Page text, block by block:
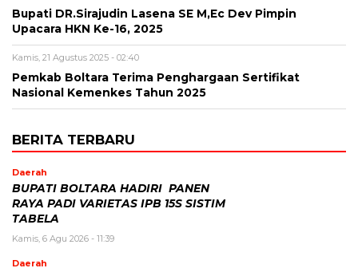
Bupati DR.Sirajudin Lasena SE M,Ec Dev Pimpin
Upacara HKN Ke-16, 2025
Kamis, 21 Agustus 2025 - 02:40
Pemkab Boltara Terima Penghargaan Sertifikat
Nasional Kemenkes Tahun 2025
BERITA TERBARU
Daerah
BUPATI BOLTARA HADIRI PANEN
RAYA PADI VARIETAS IPB 15S SISTIM
TABELA
Kamis, 6 Agu 2026 - 11:39
Daerah